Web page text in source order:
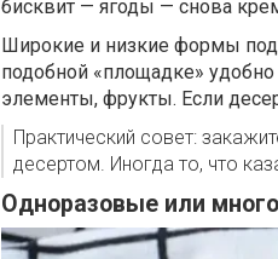
бисквит — ягоды — снова
Широкие и низкие формы
подобной «площадке»
элементы, фрукты. Если
Практический совет:
десертом. Иногда то, что
Одноразовые или